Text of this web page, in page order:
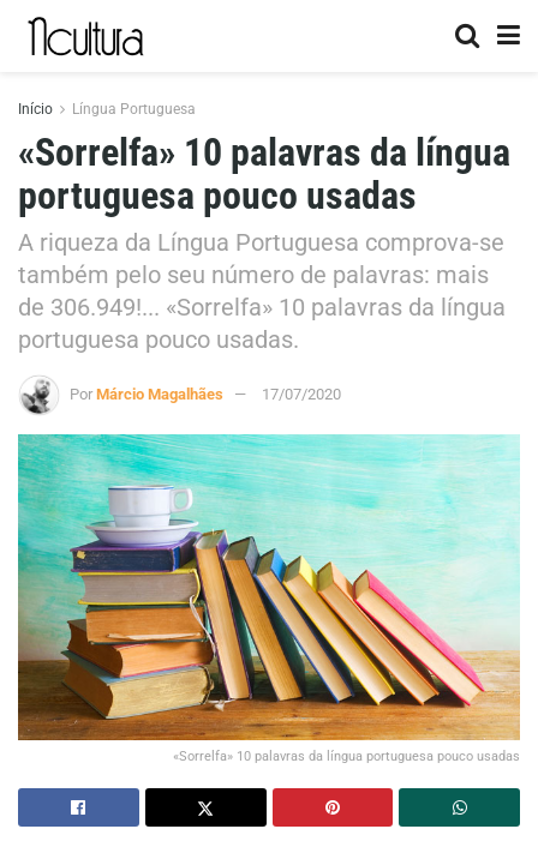
Início Língua Portuguesa
«Sorrelfa» 10 palavras da língua
portuguesa pouco usadas
A riqueza da Língua Portuguesa comprova-se
também pelo seu número de palavras: mais
de 306.949!... «Sorrelfa» 10 palavras da língua
portuguesa pouco usadas.
Por Márcio Magalhães 17/07/2020
«Sorrelfa» 10 palavras da língua portuguesa pouco usadas